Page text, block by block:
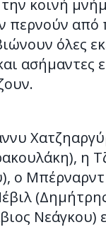
κοινή
περνούν από
όλες
ασήμαντες
η
ο
Νεάγκου)